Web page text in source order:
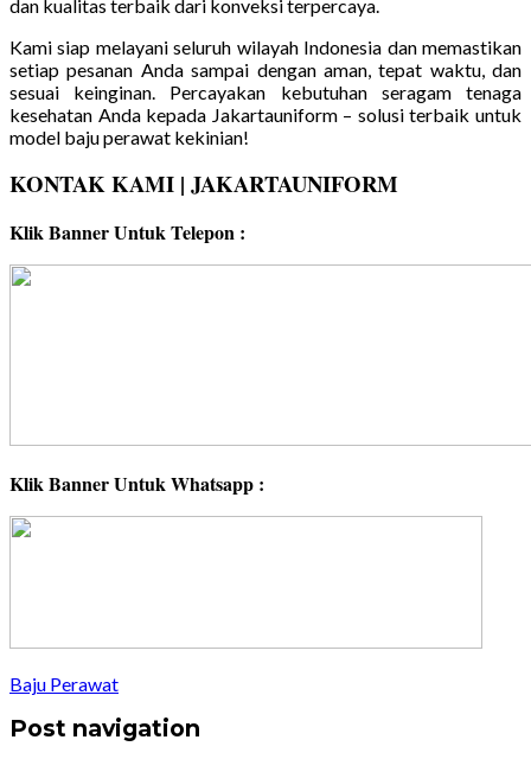
dan kualitas terbaik dari konveksi terpercaya.
Kami siap melayani seluruh wilayah Indonesia dan memastikan
setiap pesanan Anda sampai dengan aman, tepat waktu, dan
sesuai keinginan. Percayakan kebutuhan seragam tenaga
kesehatan Anda kepada Jakartauniform – solusi terbaik untuk
model baju perawat kekinian!
KONTAK KAMI | JAKARTAUNIFORM
Klik Banner Untuk Telepon :
Klik Banner Untuk Whatsapp :
Baju Perawat
Post navigation